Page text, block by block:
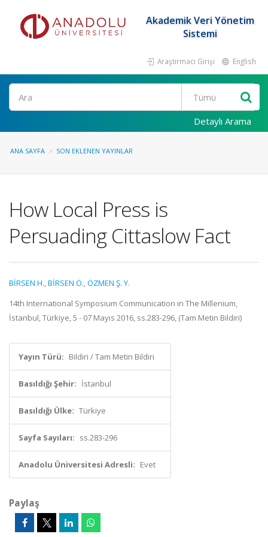
Akademik Veri Yönetim
Sistemi
Araştırmacı Girişi English
Ara
Detaylı Arama
ANA SAYFA SON EKLENEN YAYINLAR
How Local Press is
Persuading Cittaslow Fact
BİRSEN H.,BİRSEN Ö.,ÖZMEN Ş. Y.
14th International Symposium Communication in The Millenium,
İstanbul, Türkiye, 5 - 07 Mayıs 2016, ss.283-296, (Tam Metin Bildiri)
Yayın Türü: Bildiri / Tam Metin Bildiri
Basıldığı Şehir: İstanbul
Basıldığı Ülke: Türkiye
Sayfa Sayıları: ss.283-296
Anadolu Üniversitesi Adresli: Evet
Paylaş